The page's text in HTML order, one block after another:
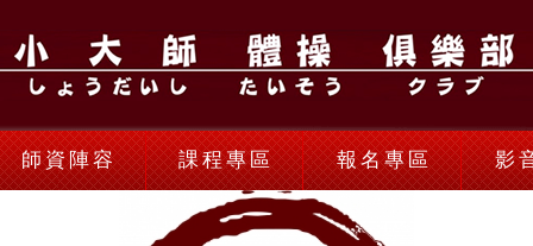
師資陣容 課程專區 報名專區 影